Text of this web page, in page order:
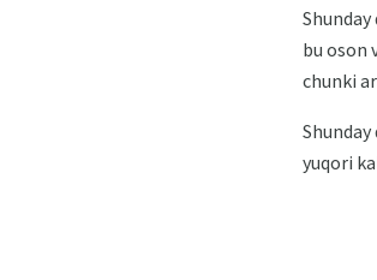
bu oson
chunki
yuqori